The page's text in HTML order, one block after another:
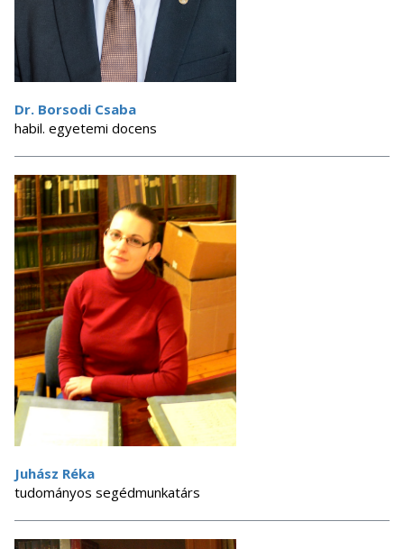
Dr. Borsodi Csaba
habil. egyetemi docens
Juhász Réka
tudományos segédmunkatárs